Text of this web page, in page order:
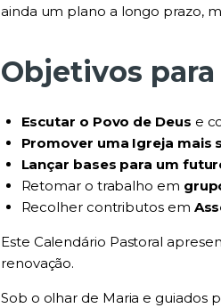
ainda um plano a longo prazo,
Objetivos
Escutar o Povo de Deus e
Promover uma Igreja mais
Lançar bases para um
Retomar o trabalho em
Recolher contributos em
Este Calendário Pastoral
renovação.
Sob o olhar de Maria e guiados